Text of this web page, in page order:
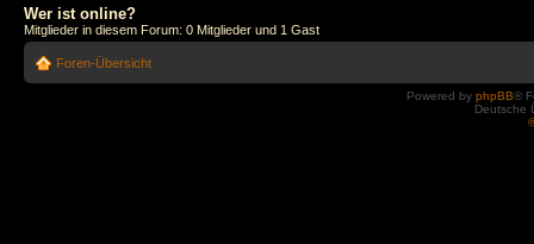
Wer ist online?
Mitglieder in diesem Forum: 0 Mitglieder und 1 Gast
Foren-Übersicht
Powered by phpBB®
Deutsche